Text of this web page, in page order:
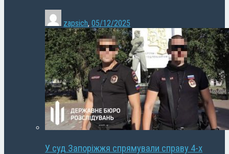
zapsich, 05/12/2025
У суд Запоріжжя спрямували справу 4-х